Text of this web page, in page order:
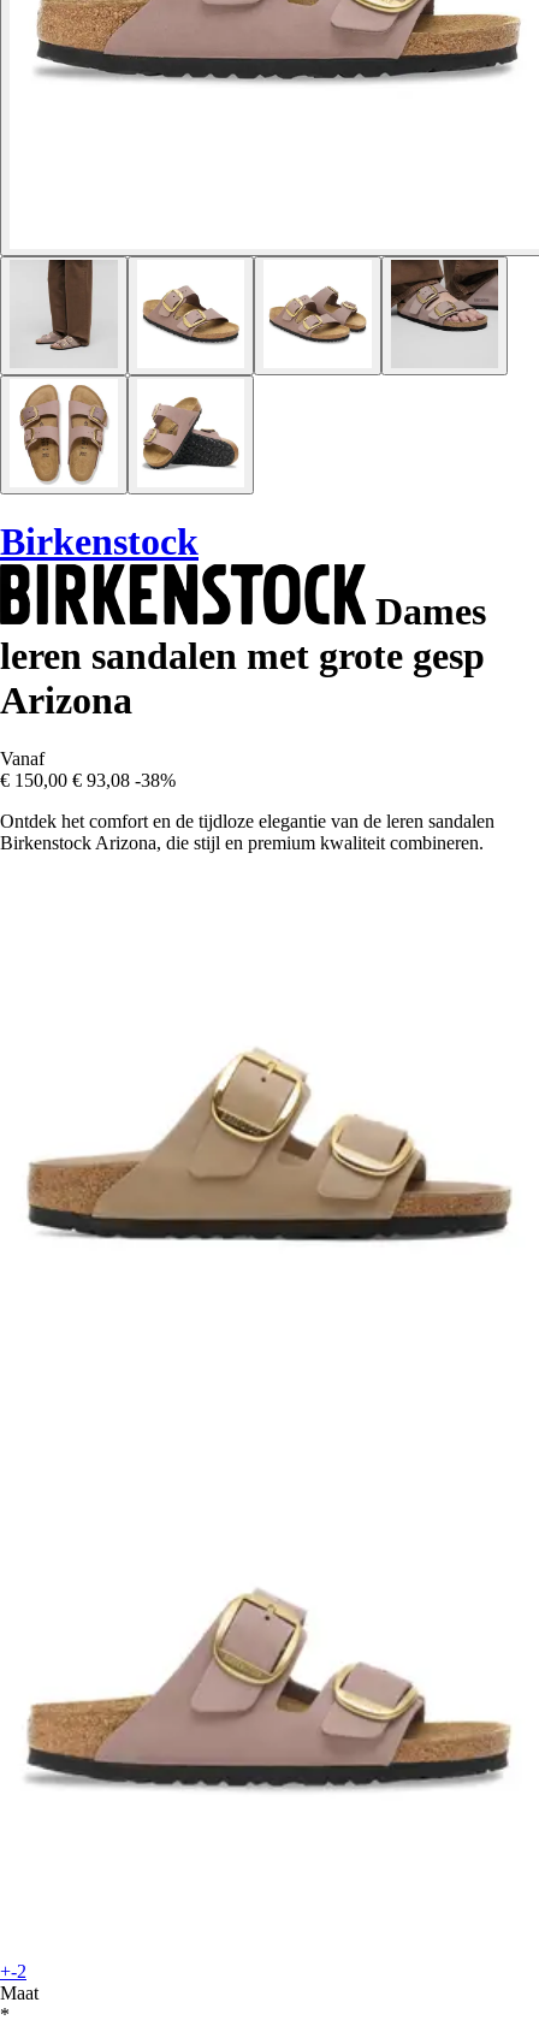
Birkenstock
Dames
leren sandalen met grote gesp
Arizona
Vanaf
€ 150,00 € 93,08 -38%
Ontdek het comfort en de tijdloze elegantie van de leren sandalen
Birkenstock Arizona, die stijl en premium kwaliteit combineren.
+-2
Maat
*